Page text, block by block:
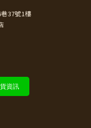
37號1樓
資訊